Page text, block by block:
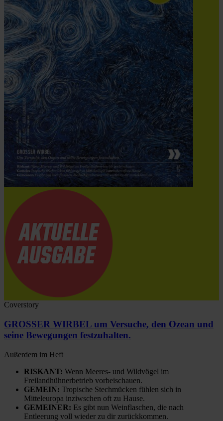
Coverstory
GROSSER WIRBEL um Versuche, den Ozean und
seine Bewegungen festzuhalten.
Außerdem im Heft
RISKANT: Wenn Meeres- und Wildvögel im
Freilandhühnerbetrieb vorbeischauen.
GEMEIN: Tropische Stechmücken fühlen sich in
Mitteleuropa inziwschen oft zu Hause.
GEMEINER: Es gibt nun Weinflaschen, die nach
Entleerung voll wieder zu dir zurückkommen.